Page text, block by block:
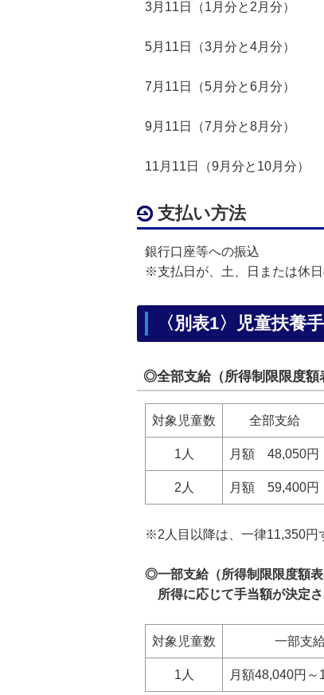
3月11日（1月分と2月分）
5月11日（3月分と4月分）
7月11日（5月分と6月分）
9月11日（7月分と8月分）
11月11日（9月分と10月分）
支払い方法
銀行口座等への振込
※支払日が、土、日または休
〈別表1〉児童扶養
◎全部支給（所得制限限度額
対象児童数 全部支給
1人 月額 48,050円
2人 月額 59,400円
※2人目以降は、一律11,350円
◎一部支給（所得制限限度額表
所得に応じて手当額が決定さ
対象児童数 一部支
1人 月額48,040円～